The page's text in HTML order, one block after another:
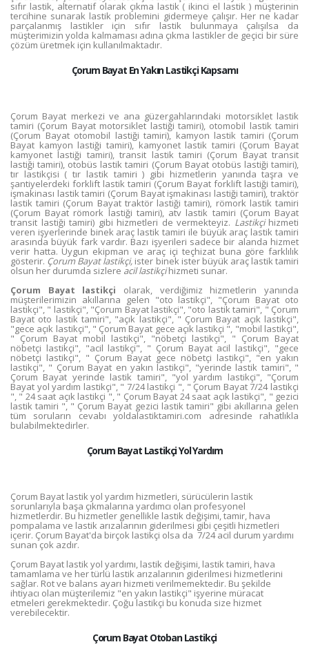
sıfır lastik, alternatif olarak çıkma lastik ( ikinci el lastik ) müşterinin
tercihine sunarak lastik problemini gidermeye çalışır. Her ne kadar
parçalanmış lastikler için sıfır lastik bulunmaya çalışılsa da
müşterimizin yolda kalmaması adına çıkma lastikler de geçici bir süre
çözüm üretmek için kullanılmaktadır.
Çorum Bayat En Yakın Lastikçi Kapsamı
Çorum Bayat merkezi ve ana güzergahlarındaki motorsiklet lastik
tamiri (Çorum Bayat motorsiklet lastiği tamiri), otomobil lastik tamiri
(Çorum Bayat otomobil lastiği tamiri), kamyon lastik tamiri (Çorum
Bayat kamyon lastiği tamiri), kamyonet lastik tamiri (Çorum Bayat
kamyonet lastiği tamiri), transit lastik tamiri (Çorum Bayat transit
lastiği tamiri), otobüs lastik tamiri (Çorum Bayat otobüs lastiği tamiri),
tır lastikçisi ( tır lastik tamiri ) gibi hizmetlerin yanında taşra ve
şantiyelerdeki forklift lastik tamiri (Çorum Bayat forklift lastiği tamiri),
işmakinası lastik tamiri (Çorum Bayat işmakinası lastiği tamiri), traktör
lastik tamiri (Çorum Bayat traktör lastiği tamiri), römork lastik tamiri
(Çorum Bayat römork lastiği tamiri), atv lastik tamiri (Çorum Bayat
transit lastiği tamiri) gibi hizmetleri de vermekteyiz. Lastikçihizmeti
veren işyerlerinde binek araç lastik tamiri ile büyük araç lastik tamiri
arasında büyük fark vardır. Bazı işyerileri sadece bir alanda hizmet
verir hatta. Uygun ekipman ve araç içi teçhizat buna göre farklılık
gösterir. Çorum Bayat lastikçi, ister binek ister büyük araç lastik tamiri
olsun her durumda sizlere acil lastikçihizmeti sunar.
Çorum Bayat lastikçi olarak, verdiğimiz hizmetlerin yanında
müşterilerimizin akıllarına gelen "oto lastikçi", "Çorum Bayat oto
lastikçi", " lastikçi", "Çorum Bayat lastikçi", "oto lastik tamiri", " Çorum
Bayat oto lastik tamiri", "açık lastikçi", " Çorum Bayat açık lastikçi",
"gece açık lastikçi", " Çorum Bayat gece açık lastikçi ", "mobil lastikçi",
" Çorum Bayat mobil lastikçi", "nöbetçi lastikçi", " Çorum Bayat
nöbetçi lastikçi", "acil lastikçi", " Çorum Bayat acil lastikçi", "gece
nöbetçi lastikçi", " Çorum Bayat gece nöbetçi lastikçi", "en yakın
lastikçi", " Çorum Bayat en yakın lastikçi", "yerinde lastik tamiri", "
Çorum Bayat yerinde lastik tamiri", "yol yardım lastikçi", "Çorum
Bayat yol yardım lastikçi", " 7/24 lastikçi ", " Çorum Bayat 7/24 lastikçi
", " 24 saat açık lastikçi ", " Çorum Bayat 24 saat açık lastikçi", " gezici
lastik tamiri ", " Çorum Bayat gezici lastik tamiri" gibi akıllarına gelen
tüm soruların cevabı yoldalastiktamiri.com adresinde rahatlıkla
bulabilmektedirler.
Çorum Bayat Lastikçi Yol Yardım
Çorum Bayat lastik yol yardım hizmetleri, sürücülerin lastik
sorunlarıyla başa çıkmalarına yardımcı olan profesyonel
hizmetlerdir. Bu hizmetler genellikle lastik değişimi, tamir, hava
pompalama ve lastik arızalarının giderilmesi gibi çeşitli hizmetleri
içerir. Çorum Bayat'da birçok lastikçi olsa da 7/24 acil durum yardımı
sunan çok azdır.
Çorum Bayat lastik yol yardımı, lastik değişimi, lastik tamiri, hava
tamamlama ve her türlü lastik arızalarının giderilmesi hizmetlerini
sağlar. Rot ve balans ayarı hizmeti verilmemektedir. Bu şekilde
ihtiyacı olan müşterilemiz "en yakın lastikçi" işyerine müracat
etmeleri gerekmektedir. Çoğu lastikçi bu konuda size hizmet
verebilecektir.
Çorum Bayat Otoban Lastikçi